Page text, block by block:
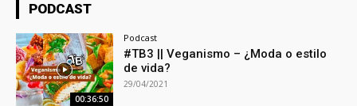
PODCAST
00:36:50
Podcast
#TB3 || Veganismo – ¿Moda o estilo
de vida?
29/04/2021